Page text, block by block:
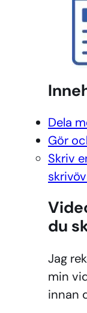
Dela
Gör
Skriv
du
Jag
min
innan